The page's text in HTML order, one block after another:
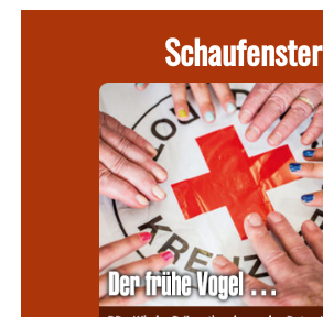
Schaufenster